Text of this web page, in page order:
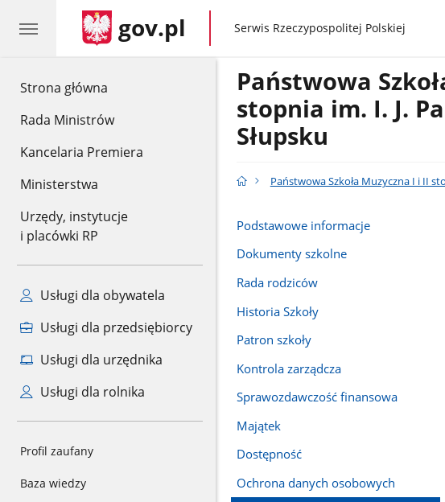
Strona główna
Rada Ministrów
Kancelaria Premiera
Ministerstwa
Urzędy, instytucje
i placówki RP
Usługi dla obywatela
Usługi dla przedsiębiorcy
Usługi dla urzędnika
Usługi dla rolnika
Profil zaufany
Baza wiedzy
gov.pl gov.pl
Serwis Rzeczypospolitej Polskiej
Państwowa
stopnia im. I. J.
Słupsku
Państwowa Szkoła Muzyczna I i II
Podstawowe informacje
Dokumenty szkolne
Rada rodziców
Historia Szkoły
Patron szkoły
Kontrola zarządcza
Sprawozdawczość finansowa
Majątek
Dostępność
Ochrona danych osobowych